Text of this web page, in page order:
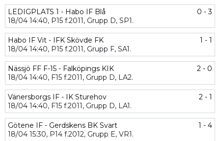
LEDIGPLATS 1 - Habo IF Blå
0 - 3
18/04 14:40, P15 f.2011, Grupp D, SP1.
Habo IF Vit - IFK Skövde FK
1 - 1
18/04 14:40, P15 f.2011, Grupp F, SA1.
Nässjö FF F-15 - Falköpings KIK
2 - 0
18/04 14:40, F15 f.2011, Grupp D, LA2.
Vänersborgs IF - IK Sturehov
2 - 1
18/04 14:40, F15 f.2011, Grupp D, LA1.
Götene IF - Gerdskens BK Svart
1 - 4
18/04 15:30, P14 f.2012, Grupp E, VR1.